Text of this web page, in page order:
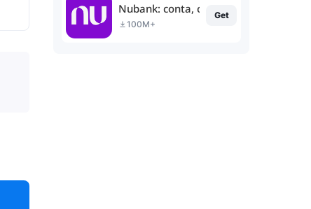
Nubank: conta, cartão e mais
100M+
Get